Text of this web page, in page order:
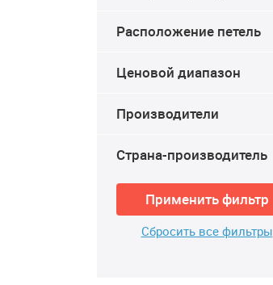
Расположение петель
Ценовой диапазон
Производители
Страна-производитель
Применить фильтр
Сбросить все фильтры